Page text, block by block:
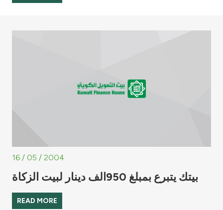
16 / 05 / 2004
بيتك يتبرع بمبلغ 950الف دينار لبيت الزكاة
READ MORE